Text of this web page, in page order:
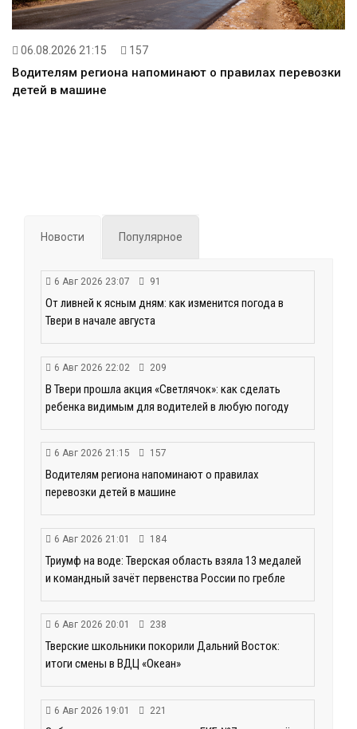
06.08.2026 21:15 157
Водителям региона напоминают о правилах перевозки
детей в машине
Новости Популярное
6 Авг 2026 23:07 91
От ливней к ясным дням: как изменится погода в
Твери в начале августа
6 Авг 2026 22:02 209
В Твери прошла акция «Светлячок»: как сделать
ребенка видимым для водителей в любую погоду
6 Авг 2026 21:15 157
Водителям региона напоминают о правилах
перевозки детей в машине
6 Авг 2026 21:01 184
Триумф на воде: Тверская область взяла 13 медалей
и командный зачёт первенства России по гребле
6 Авг 2026 20:01 238
Тверские школьники покорили Дальний Восток:
итоги смены в ВДЦ «Океан»
6 Авг 2026 19:01 221